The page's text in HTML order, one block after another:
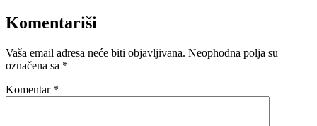
Komentariši
Vaša email adresa neće biti objavljivana. Neophodna polja su
označena sa *
Komentar *